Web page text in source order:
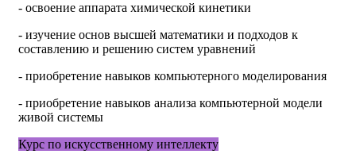
- освоение аппарата химической кинетики
- изучение основ высшей математики и подходов к
составлению и решению систем уравнений
- приобретение навыков компьютерного моделирования
- приобретение навыков анализа компьютерной модели
живой системы
Курс по искусственному интеллекту